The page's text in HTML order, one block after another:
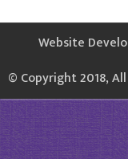
Website
© Copyright 2018,